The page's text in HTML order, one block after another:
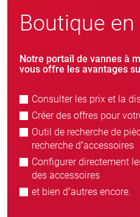
Boutique en
Notre portail de vannes à
vous offre les avantages
Consulter les prix et la
Créer des offres pour
Outil de recherche de
recherche d’accessoires
Configurer directement
des accessoires
et bien d’autres encore.